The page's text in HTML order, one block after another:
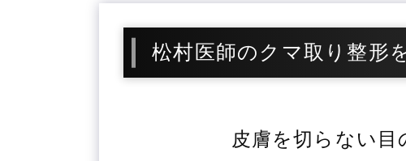
松村医師のクマ取り整形
皮膚を切らない目